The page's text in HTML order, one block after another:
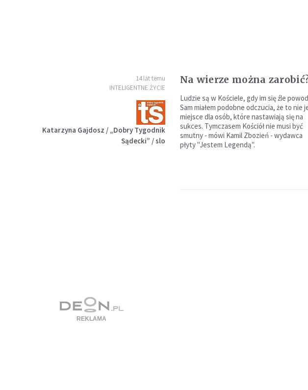
14 lat temu
INTELIGENTNE ŻYCIE
Katarzyna Gajdosz / „Dobry Tygodnik
Sądecki” / slo
Na wierze można
Ludzie są w Kościele, gdy im się źle
Sam miałem podobne odczucia, że to nie
miejsce dla osób, które nastawiają się na
sukces. Tymczasem Kościół nie musi być
smutny - mówi Kamil Zbozień - wydawca
płyty "Jestem Legendą".